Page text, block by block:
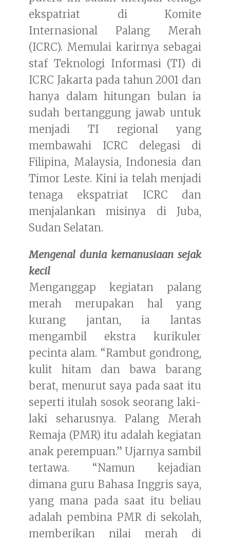
ekspatriat di Komite
Internasional Palang Merah
(ICRC). Memulai karirnya sebagai
staf Teknologi Informasi (TI) di
ICRC Jakarta pada tahun 2001 dan
hanya dalam hitungan bulan ia
sudah bertanggung jawab untuk
menjadi TI regional yang
membawahi ICRC delegasi di
Filipina, Malaysia, Indonesia dan
Timor Leste. Kini ia telah menjadi
tenaga ekspatriat ICRC dan
menjalankan misinya di Juba,
Sudan Selatan.
Mengenal dunia kemanusiaan sejak
kecil
Menganggap kegiatan palang
merah merupakan hal yang
kurang jantan, ia lantas
mengambil ekstra kurikuler
pecinta alam. “Rambut gondrong,
kulit hitam dan bawa barang
berat, menurut saya pada saat itu
seperti itulah sosok seorang laki-
laki seharusnya. Palang Merah
Remaja (PMR) itu adalah kegiatan
anak perempuan.” Ujarnya sambil
tertawa. “Namun kejadian
dimana guru Bahasa Inggris saya,
yang mana pada saat itu beliau
adalah pembina PMR di sekolah,
memberikan nilai merah di